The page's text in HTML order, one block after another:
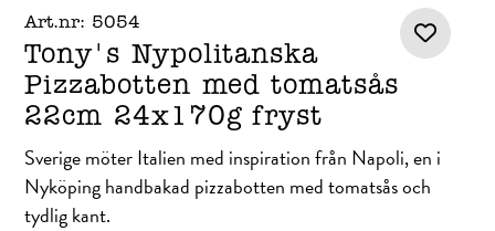
Art.nr: 5054
Tony's Nypolitanska
Pizzabotten med tomatsås
22cm 24x170g fryst
Sverige möter Italien med inspiration från Napoli, en i
Nyköping handbakad pizzabotten med tomatsås och
tydlig kant.